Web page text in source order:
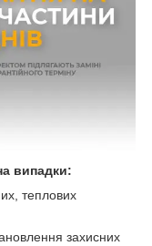
випадки:
теплових
захисних